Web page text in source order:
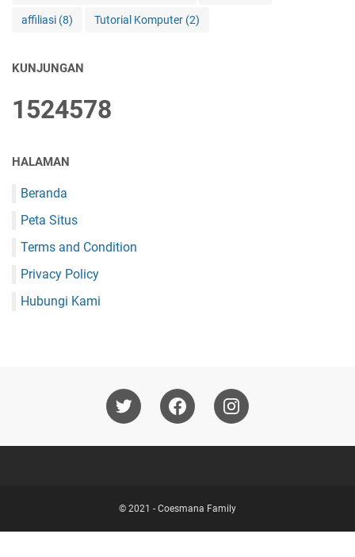
affiliasi (8) Tutorial Komputer (2)
KUNJUNGAN
1524578
HALAMAN
Beranda
Peta Situs
Terms and Condition
Privacy Policy
Hubungi Kami
© 2021 - Coesmana Family